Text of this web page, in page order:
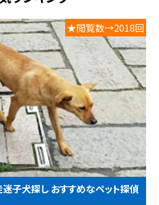
★閲覧数→2018回
子犬探し おすすめなペット探偵